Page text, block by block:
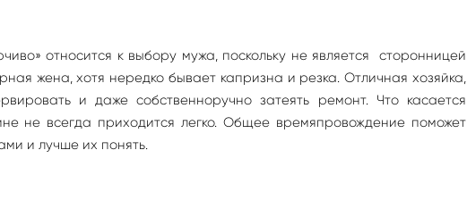
относится к выбору мужа, поскольку не является сторонницей
жена, хотя нередко бывает капризна и резка. Отличная хозяйка,
и даже собственноручно затеять ремонт. Что касается
не всегда приходится легко. Общее времяпровождение поможет
и лучше их понять.